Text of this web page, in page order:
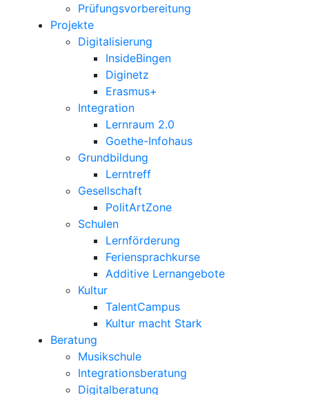
Prüfungsvorbereitung
Projekte
Digitalisierung
InsideBingen
Diginetz
Erasmus+
Integration
Lernraum 2.0
Goethe-Infohaus
Grundbildung
Lerntreff
Gesellschaft
PolitArtZone
Schulen
Lernförderung
Feriensprachkurse
Additive Lernangebote
Kultur
TalentCampus
Kultur macht Stark
Beratung
Musikschule
Integrationsberatung
Digitalberatung